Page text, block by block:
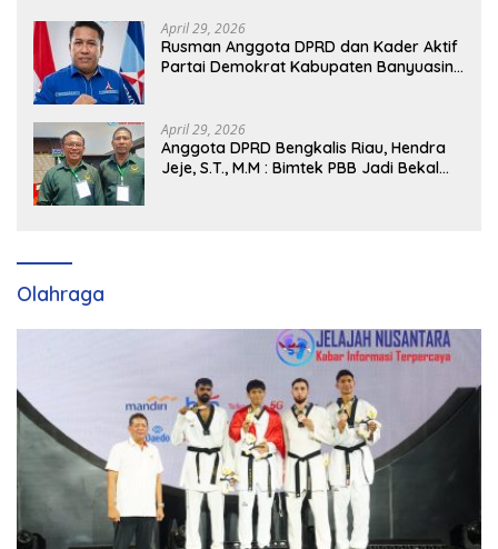
April 29, 2026
Rusman Anggota DPRD dan Kader Aktif
Partai Demokrat Kabupaten Banyuasin
April 29, 2026
Anggota DPRD Bengkalis Riau, Hendra
Jeje, S.T., M.M : Bimtek PBB Jadi Bekal
Olahraga